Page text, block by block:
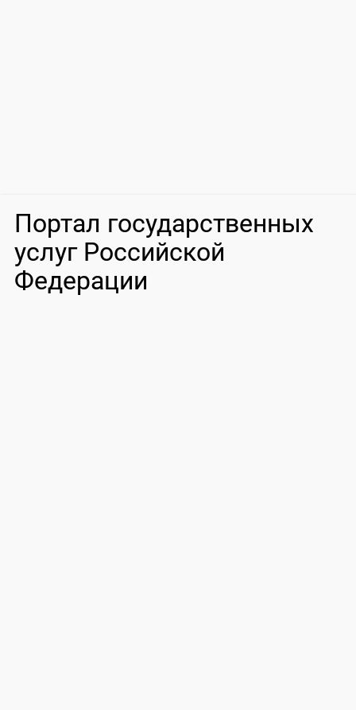
Портал государственных
услуг Российской
Федерации